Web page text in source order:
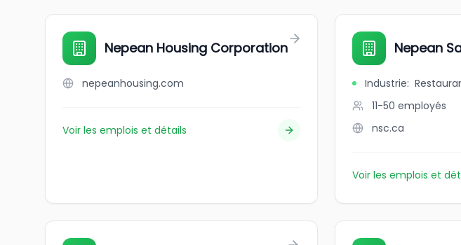
Nepean Housing Corporation
nepeanhousing.com
Voir les emplois et détails
Nepean
Industrie:
11-50 employés
nsc.ca
Voir les emplois et